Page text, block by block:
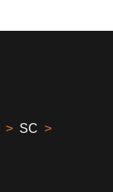
> SC >